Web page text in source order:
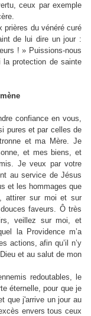
ceux par exemple
prières du vénéré curé
de lui dire un jour :
! » Puissions-nous
protection de sainte
confiance en vous,
pures et par celles de
et ma Mère. Je
et mes biens, et
Je veux par votre
au service de Jésus
et les hommages que
attirer sur moi et sur
faveurs. Ô très
veillez sur moi, et
la Providence m’a
actions, afin qu’il n’y
et au salut de mon
redoutables, le
éternelle, pour que je
que j'arrive un jour au
envers tous ceux